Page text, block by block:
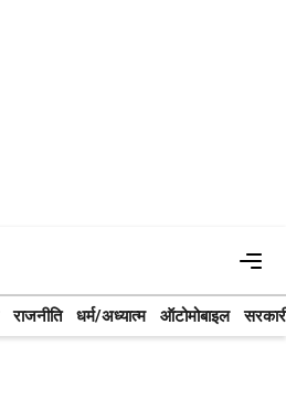
राजनीति धर्म/अध्यात्म ऑटोमोबाइल